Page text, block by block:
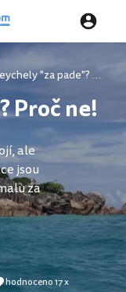
Seychely "za pade"? Proč ne!
Proč ne!
ale
jsou
za
hodnoceno 17 x